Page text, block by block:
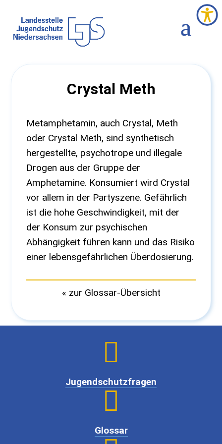
Crystal Meth
Metamphetamin, auch Crystal, Meth
oder Crystal Meth, sind synthetisch
hergestellte, psychotrope und illegale
Drogen aus der Gruppe der
Amphetamine. Konsumiert wird Crystal
vor allem in der Partyszene. Gefährlich
ist die hohe Geschwindigkeit, mit der
der Konsum zur psychischen
Abhängigkeit führen kann und das Risiko
einer lebensgefährlichen Überdosierung.
« zur Glossar-Übersicht

Jugendschutzfragen

Glossar